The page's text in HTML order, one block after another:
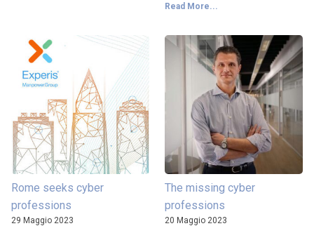
Read More...
Rome seeks cyber
professions
29 Maggio 2023
The missing cyber
professions
20 Maggio 2023